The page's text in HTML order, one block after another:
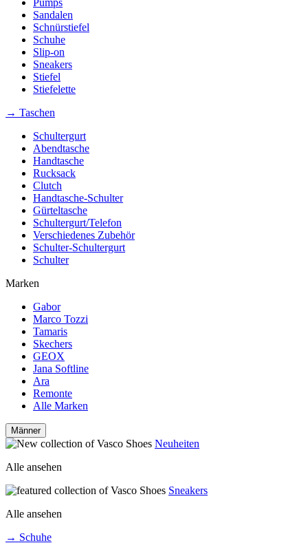
Pumps
Sandalen
Schnürstiefel
Schuhe
Slip-on
Sneakers
Stiefel
Stiefelette
→ Taschen
Schultergurt
Abendtasche
Handtasche
Rucksack
Clutch
Handtasche-Schulter
Gürteltasche
Schultergurt/Telefon
Verschiedenes Zubehör
Schulter-Schultergurt
Schulter
Marken
Gabor
Marco Tozzi
Tamaris
Skechers
GEOX
Jana Softline
Ara
Remonte
Alle Marken
Männer
Neuheiten
Alle ansehen
Sneakers
Alle ansehen
→ Schuhe